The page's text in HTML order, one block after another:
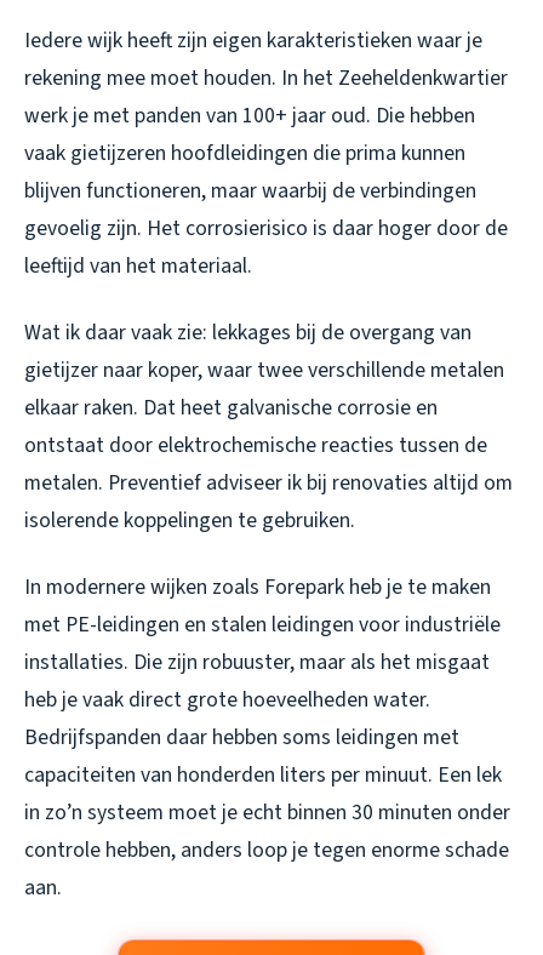
Iedere wijk heeft zijn eigen karakteristieken waar je
rekening mee moet houden. In het Zeeheldenkwartier
werk je met panden van 100+ jaar oud. Die hebben
vaak gietijzeren hoofdleidingen die prima kunnen
blijven functioneren, maar waarbij de verbindingen
gevoelig zijn. Het corrosierisico is daar hoger door de
leeftijd van het materiaal.
Wat ik daar vaak zie: lekkages bij de overgang van
gietijzer naar koper, waar twee verschillende metalen
elkaar raken. Dat heet galvanische corrosie en
ontstaat door elektrochemische reacties tussen de
metalen. Preventief adviseer ik bij renovaties altijd om
isolerende koppelingen te gebruiken.
In modernere wijken zoals Forepark heb je te maken
met PE-leidingen en stalen leidingen voor industriële
installaties. Die zijn robuuster, maar als het misgaat
heb je vaak direct grote hoeveelheden water.
Bedrijfspanden daar hebben soms leidingen met
capaciteiten van honderden liters per minuut. Een lek
in zo’n systeem moet je echt binnen 30 minuten onder
controle hebben, anders loop je tegen enorme schade
aan.